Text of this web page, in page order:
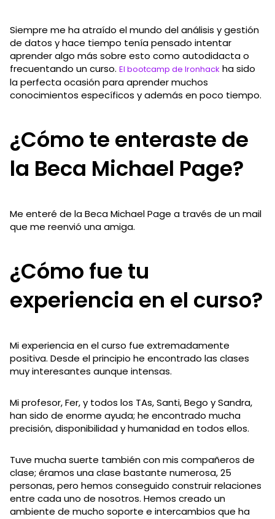
Siempre me ha atraído el mundo del análisis y gestión
de datos y hace tiempo tenía pensado intentar
aprender algo más sobre esto como autodidacta o
frecuentando un curso. El bootcamp de Ironhack ha sido
la perfecta ocasión para aprender muchos
conocimientos específicos y además en poco tiempo.
¿Cómo te enteraste de
la Beca Michael Page?
Me enteré de la Beca Michael Page a través de un mail
que me reenvió una amiga.
¿Cómo fue tu
experiencia en el curso?
Mi experiencia en el curso fue extremadamente
positiva. Desde el principio he encontrado las clases
muy interesantes aunque intensas.
Mi profesor, Fer, y todos los TAs, Santi, Bego y Sandra,
han sido de enorme ayuda; he encontrado mucha
precisión, disponibilidad y humanidad en todos ellos.
Tuve mucha suerte también con mis compañeros de
clase; éramos una clase bastante numerosa, 25
personas, pero hemos conseguido construir relaciones
entre cada uno de nosotros. Hemos creado un
ambiente de mucho soporte e intercambios que ha